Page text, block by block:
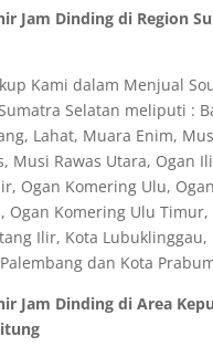
Jam Dinding di Region
Kami dalam Menjual
Selatan meliputi :
Lahat, Muara Enim,
Musi Rawas Utara, Ogan
Ogan Komering Ulu,
Ogan Komering Ulu Timur,
Ilir, Kota Lubuklinggau,
dan Kota
Jam Dinding di Area